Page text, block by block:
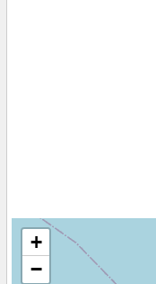
+
−